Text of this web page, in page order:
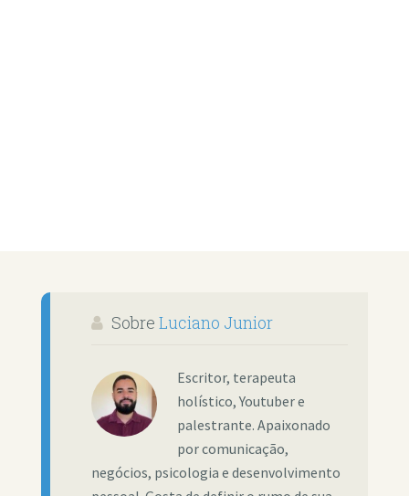
Sobre Luciano Junior
Escritor, terapeuta
holístico, Youtuber e
palestrante. Apaixonado
por comunicação,
negócios, psicologia e desenvolvimento